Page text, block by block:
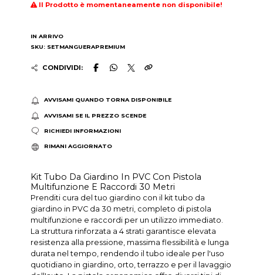
Il Prodotto è momentaneamente non disponibile!
IN ARRIVO
SKU: SETMANGUERAPREMIUM
CONDIVIDI:
AVVISAMI QUANDO TORNA DISPONIBILE
AVVISAMI SE IL PREZZO SCENDE
RICHIEDI INFORMAZIONI
RIMANI AGGIORNATO
Kit Tubo Da Giardino In PVC Con Pistola
Multifunzione E Raccordi 30 Metri
Prenditi cura del tuo giardino con il kit tubo da
giardino in PVC da 30 metri, completo di pistola
multifunzione e raccordi per un utilizzo immediato.
La struttura rinforzata a 4 strati garantisce elevata
resistenza alla pressione, massima flessibilità e lunga
durata nel tempo, rendendo il tubo ideale per l'uso
quotidiano in giardino, orto, terrazzo e per il lavaggio